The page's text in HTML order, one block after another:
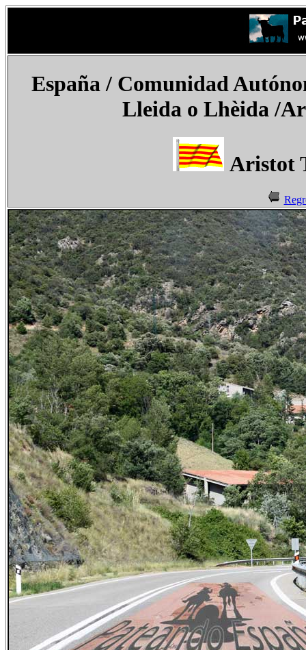
España/ Comunidad
Lleida o Lhèida /
Aristot